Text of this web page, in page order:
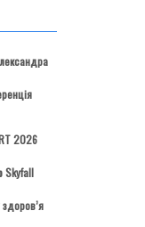
2026
Skyfall